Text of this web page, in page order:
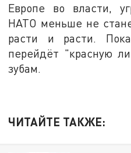
Европе во власти,
НАТО меньше не
расти и расти.
перейдёт "красную
зубам.
ЧИТАЙТЕ ТАКЖЕ: